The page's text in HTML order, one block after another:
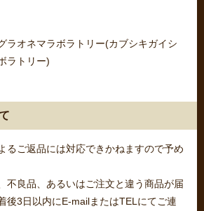
オネマラボラトリー(カブシキガイシ
ラトリー)
るご返品には対応できかねますので予め
不良品、あるいはご注文と違う商品が届
後3日以内にE-mailまたはTELにてご連